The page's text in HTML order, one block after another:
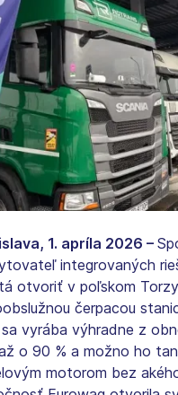
1. apríla 2026 –
integrovaných
otvoriť v poľskom
čerpacou
sa vyrába výhradne z
o 90 % a možno ho
motorom bez